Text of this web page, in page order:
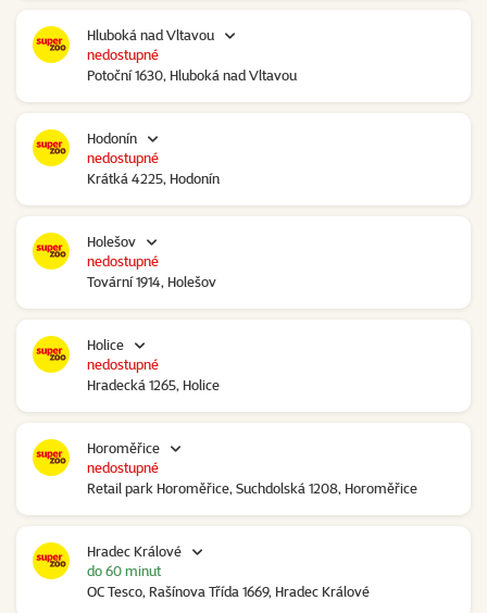
Hluboká nad Vltavou
Potoční 1630, Hluboká nad Vltavou
nedostupné
Hodonín
Krátká 4225, Hodonín
nedostupné
Holešov
Tovární 1914, Holešov
nedostupné
Holice
Hradecká 1265, Holice
nedostupné
Horoměřice
Retail park Horoměřice, Suchdolská 1208, Horoměřice
nedostupné
Hradec Králové
OC Tesco, Rašínova Třída 1669, Hradec Králové
do 60 minut